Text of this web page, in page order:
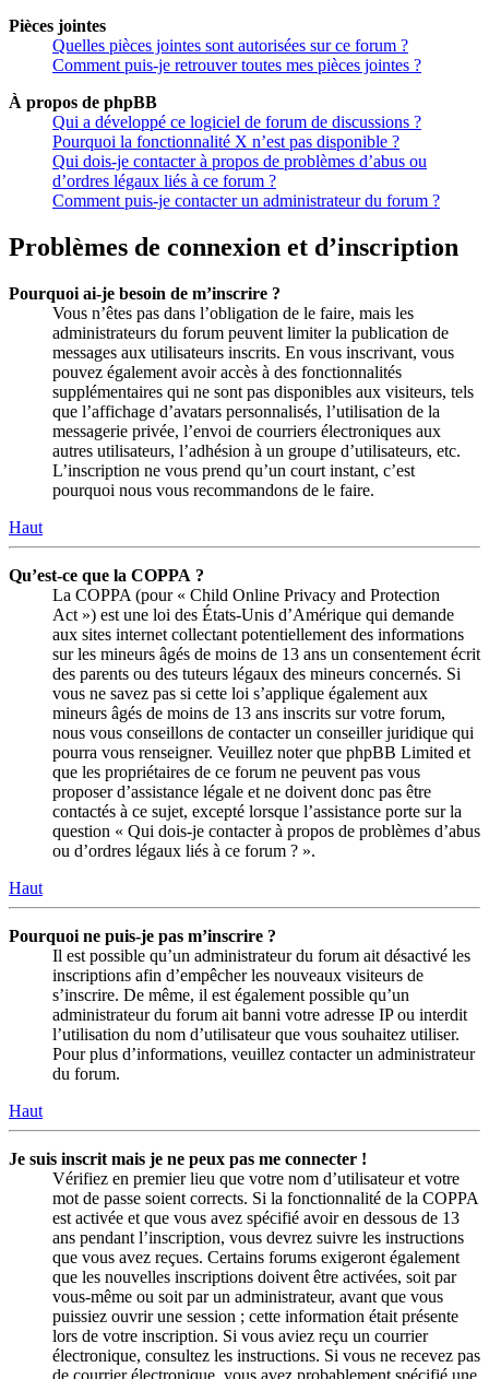
Pièces jointes
Quelles pièces jointes sont autorisées sur ce forum ?
Comment puis-je retrouver toutes mes pièces jointes ?
À propos de phpBB
Qui a développé ce logiciel de forum de discussions ?
Pourquoi la fonctionnalité X n’est pas disponible ?
Qui dois-je contacter à propos de problèmes d’abus ou
d’ordres légaux liés à ce forum ?
Comment puis-je contacter un administrateur du forum ?
Problèmes de connexion et d’inscription
Pourquoi ai-je besoin de m’inscrire ?
Vous n’êtes pas dans l’obligation de le faire, mais les
administrateurs du forum peuvent limiter la publication de
messages aux utilisateurs inscrits. En vous inscrivant, vous
pouvez également avoir accès à des fonctionnalités
supplémentaires qui ne sont pas disponibles aux visiteurs, tels
que l’affichage d’avatars personnalisés, l’utilisation de la
messagerie privée, l’envoi de courriers électroniques aux
autres utilisateurs, l’adhésion à un groupe d’utilisateurs, etc.
L’inscription ne vous prend qu’un court instant, c’est
pourquoi nous vous recommandons de le faire.
Haut
Qu’est-ce que la COPPA ?
La COPPA (pour « Child Online Privacy and Protection
Act ») est une loi des États-Unis d’Amérique qui demande
aux sites internet collectant potentiellement des informations
sur les mineurs âgés de moins de 13 ans un consentement écrit
des parents ou des tuteurs légaux des mineurs concernés. Si
vous ne savez pas si cette loi s’applique également aux
mineurs âgés de moins de 13 ans inscrits sur votre forum,
nous vous conseillons de contacter un conseiller juridique qui
pourra vous renseigner. Veuillez noter que phpBB Limited et
que les propriétaires de ce forum ne peuvent pas vous
proposer d’assistance légale et ne doivent donc pas être
contactés à ce sujet, excepté lorsque l’assistance porte sur la
question « Qui dois-je contacter à propos de problèmes d’abus
ou d’ordres légaux liés à ce forum ? ».
Haut
Pourquoi ne puis-je pas m’inscrire ?
Il est possible qu’un administrateur du forum ait désactivé les
inscriptions afin d’empêcher les nouveaux visiteurs de
s’inscrire. De même, il est également possible qu’un
administrateur du forum ait banni votre adresse IP ou interdit
l’utilisation du nom d’utilisateur que vous souhaitez utiliser.
Pour plus d’informations, veuillez contacter un administrateur
du forum.
Haut
Je suis inscrit mais je ne peux pas me connecter !
Vérifiez en premier lieu que votre nom d’utilisateur et votre
mot de passe soient corrects. Si la fonctionnalité de la COPPA
est activée et que vous avez spécifié avoir en dessous de 13
ans pendant l’inscription, vous devrez suivre les instructions
que vous avez reçues. Certains forums exigeront également
que les nouvelles inscriptions doivent être activées, soit par
vous-même ou soit par un administrateur, avant que vous
puissiez ouvrir une session ; cette information était présente
lors de votre inscription. Si vous aviez reçu un courrier
électronique, consultez les instructions. Si vous ne recevez pas
de courrier électronique, vous avez probablement spécifié une